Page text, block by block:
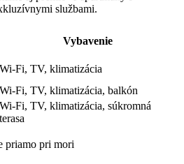
službami.
Vybavenie
Wi-Fi, TV, klimatizácia
Wi-Fi, TV, klimatizácia, balkón
Wi-Fi, TV, klimatizácia, súkromná
terasa